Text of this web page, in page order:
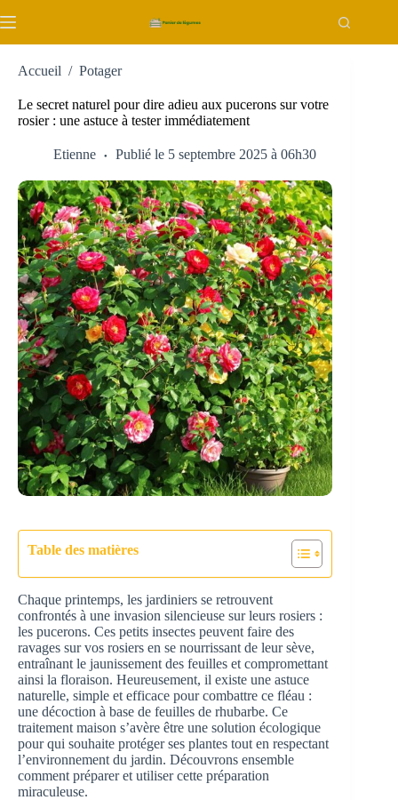
au
Accueil / Potager
Le secret naturel pour dire adieu aux pucerons sur votre
rosier : une astuce à tester immédiatement
Etienne Publié le 5 septembre 2025 à 06h30
Table des matières
Chaque printemps, les jardiniers se retrouvent
confrontés à une invasion silencieuse sur leurs rosiers :
les pucerons. Ces petits insectes peuvent faire des
ravages sur vos rosiers en se nourrissant de leur sève,
entraînant le jaunissement des feuilles et compromettant
ainsi la floraison. Heureusement, il existe une astuce
naturelle, simple et efficace pour combattre ce fléau :
une décoction à base de feuilles de rhubarbe. Ce
traitement maison s’avère être une solution écologique
pour qui souhaite protéger ses plantes tout en respectant
l’environnement du jardin. Découvrons ensemble
comment préparer et utiliser cette préparation
miraculeuse.